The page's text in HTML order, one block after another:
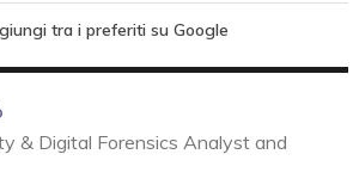
tra i preferiti su Google
& Digital Forensics Analyst and